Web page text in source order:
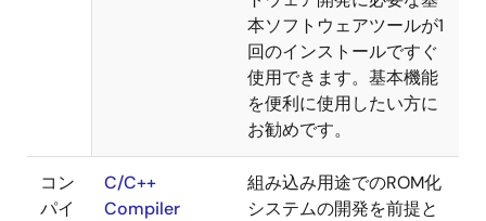
本ソフトウェアツールが1
回のインストールですぐ
使用できます。基本機能
を便利に使用したい方に
お勧めです。
コン
パイ
C/C++
Compiler
組み込み用途でのROM化
システムの開発を前提と